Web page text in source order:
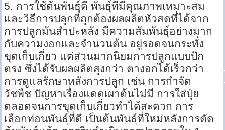
5. การใช้ต้นพันธุ์ดี พันธุ์ที่มีคุณภาพเหมาะสม
และวิธีการปลูกที่ถูกต้องผลผลิตหัวสดที่ได้จาก
การปลูกมันสำปะหลัง มีความสัมพันธุ์อย่างมาก
กับความงอกและจำนวนต้น อยู่รอดจนกระทั่ง
ขุดเก็บเกี่ยว แต่ส่วนมากนิยมการปลูกแบบปัก
ตรง ซึ่งได้รับผลผลิตสูงกว่า ตางอกได้เร็วกว่า
การดูแลรักษาหลังการปลูก เช่น การกำจัด
วัชพืช ปัญหาเรื่องแดดเผาต้นไม่มี การใส่ปุ๋ย
ตลอดจนการขุดเก็บเกี่ยวทำได้สะดวก การ
เลือกท่อนพันธุ์ที่ดี เป็นต้นพันธุ์ที่ใหม่หลังการตัด